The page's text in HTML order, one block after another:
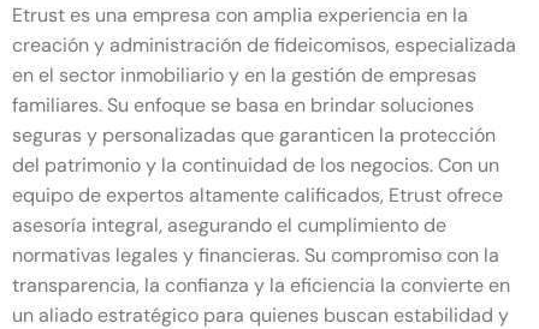
Etrust es una empresa con amplia experiencia en la
creación y administración de fideicomisos, especializada
en el sector inmobiliario y en la gestión de empresas
familiares. Su enfoque se basa en brindar soluciones
seguras y personalizadas que garanticen la protección
del patrimonio y la continuidad de los negocios. Con un
equipo de expertos altamente calificados, Etrust ofrece
asesoría integral, asegurando el cumplimiento de
normativas legales y financieras. Su compromiso con la
transparencia, la confianza y la eficiencia la convierte en
un aliado estratégico para quienes buscan estabilidad y